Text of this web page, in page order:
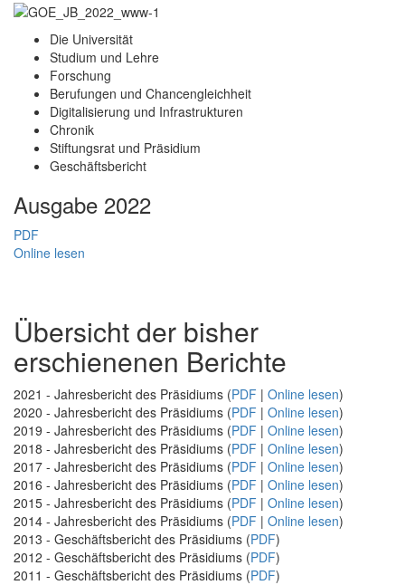
Die Universität
Studium und Lehre
Forschung
Berufungen und Chancengleichheit
Digitalisierung und Infrastrukturen
Chronik
Stiftungsrat und Präsidium
Geschäftsbericht
Ausgabe 2022
PDF
Online lesen
Übersicht der bisher
erschienenen Berichte
2021 - Jahresbericht des Präsidiums (PDF | Online lesen)
2020 - Jahresbericht des Präsidiums (PDF | Online lesen)
2019 - Jahresbericht des Präsidiums (PDF | Online lesen)
2018 - Jahresbericht des Präsidiums (PDF | Online lesen)
2017 - Jahresbericht des Präsidiums (PDF | Online lesen)
2016 - Jahresbericht des Präsidiums (PDF | Online lesen)
2015 - Jahresbericht des Präsidiums (PDF | Online lesen)
2014 - Jahresbericht des Präsidiums (PDF | Online lesen)
2013 - Geschäftsbericht des Präsidiums (PDF)
2012 - Geschäftsbericht des Präsidiums (PDF)
2011 - Geschäftsbericht des Präsidiums (PDF)